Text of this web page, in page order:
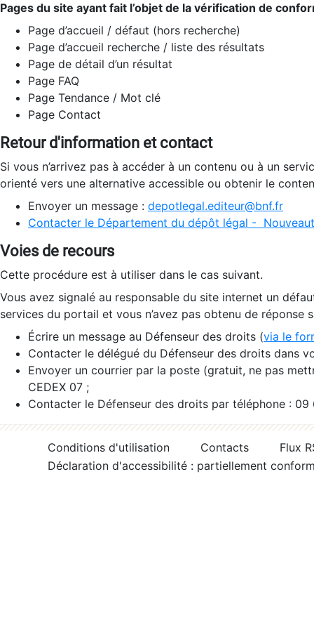
Pages du site ayant fait l’objet de la vérification de
Page d’accueil / défaut (hors recherche)
Page d’accueil recherche / liste des résultats
Page de détail d’un résultat
Page FAQ
Page Tendance / Mot clé
Page Contact
Retour d'information et contact
Si vous n’arrivez pas à accéder à un contenu ou à un
orienté vers une alternative accessible ou obtenir le
Envoyer un message : depotlegal.editeur@bnf.fr
Contacter le Département du dépôt légal -
Voies de recours
Cette procédure est à utiliser dans le cas suivant.
Vous avez signalé au responsable du site internet un
services du portail et vous n’avez pas obtenu de réponse
Écrire un message au Défenseur des droits (via le
Contacter le délégué du Défenseur des droits dans
Envoyer un courrier par la poste (gratuit, ne pas
CEDEX 07 ;
Contacter le Défenseur des droits par téléphone :
Conditions d'utilisation Contacts
Flux
Déclaration d'accessibilité : partiellement